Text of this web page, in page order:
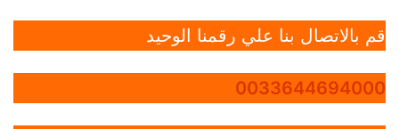
قم بالاتصال بنا علي رقمنا الوحيد
0033644694000